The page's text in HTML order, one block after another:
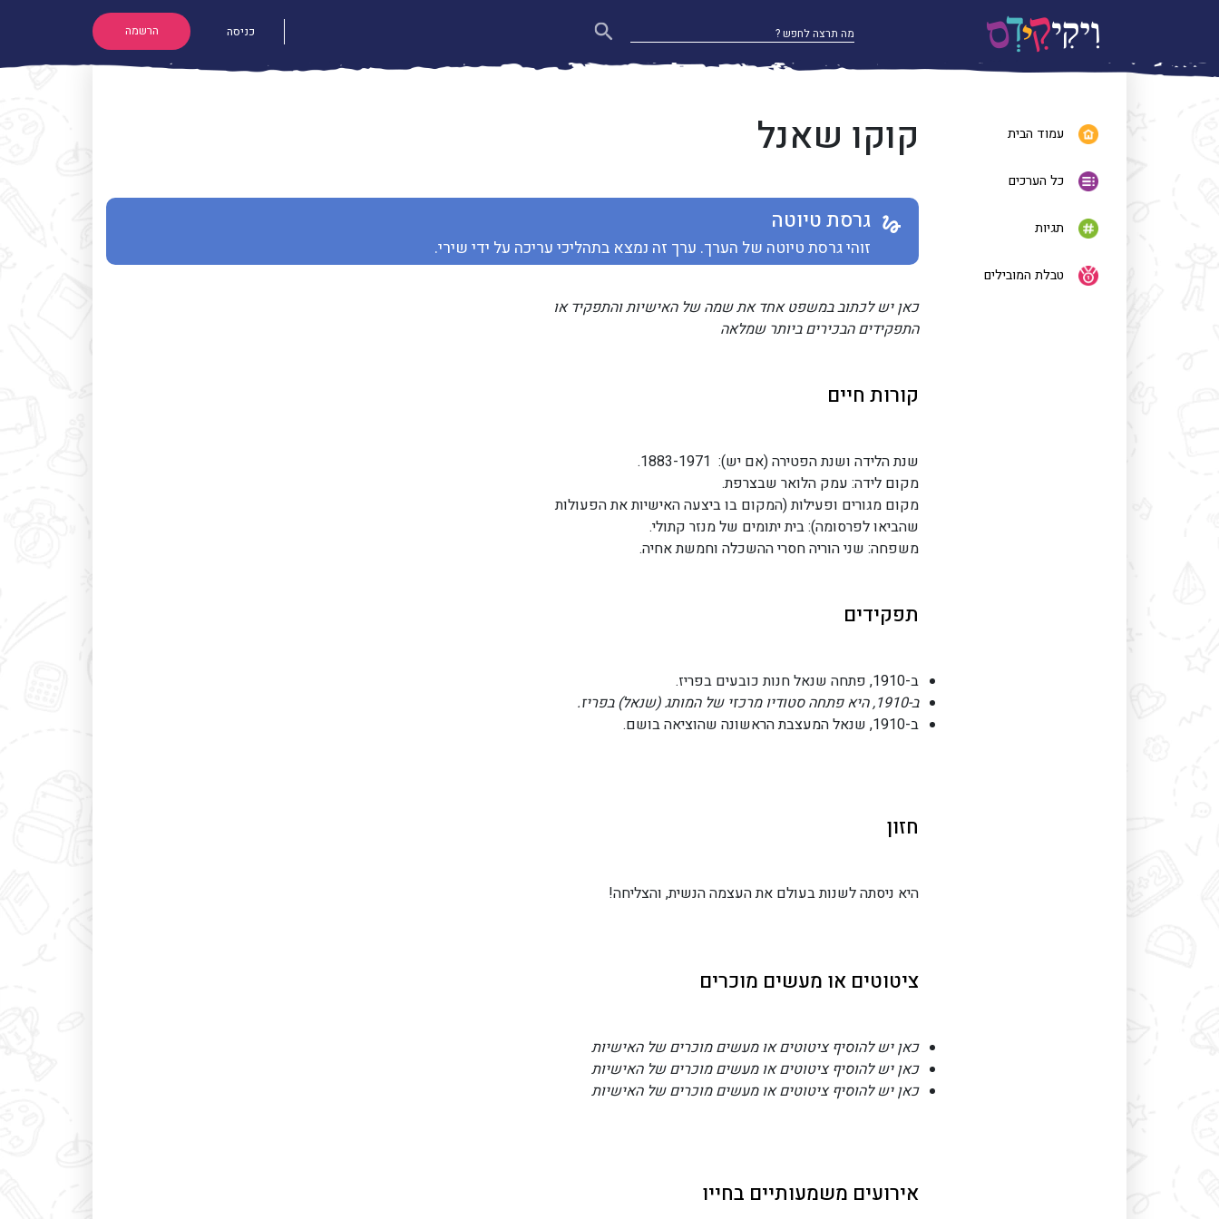
כניסה הרשמה
עמוד הבית
כל הערכים
תגיות
טבלת המובילים
קוקו שאנל
גרסת טיוטה
זוהי גרסת טיוטה של הערך. ערך זה נמצא בתהליכי עריכה על ידי שירי.
כאן יש לכתוב במשפט אחד את שמה של האישיות והתפקיד או
התפקידים הבכירים ביותר שמלאה
קורות חיים
שנת הלידה ושנת הפטירה (אם יש): 1883-1971.
מקום לידה: עמק הלואר שבצרפת.
מקום מגורים ופעילות (המקום בו ביצעה האישיות את הפעולות
שהביאו לפרסומה): בית יתומים של מנזר קתולי.
משפחה: שני הוריה חסרי ההשכלה וחמשת אחיה.
תפקידים
ב-1910, פתחה שנאל חנות כובעים בפריז.
ב-1910, היא פתחה סטודיו מרכזי של המותג (שנאל) בפריז.
ב-1910, שנאל המעצבת הראשונה שהוציאה בושם.
חזון
היא ניסתה לשנות בעולם את העצמה הנשית, והצליחה!
ציטוטים או מעשים מוכרים
כאן יש להוסיף ציטוטים או מעשים מוכרים של האישיות
כאן יש להוסיף ציטוטים או מעשים מוכרים של האישיות
כאן יש להוסיף ציטוטים או מעשים מוכרים של האישיות
אירועים משמעותיים בחייו